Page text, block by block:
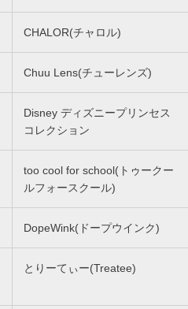
CHALOR(チャロル)
Chuu Lens(チューレンズ)
Disney ディズニープリンセス
コレクション
too cool for school(トゥークー
ルフォースクール)
DopeWink(ドープウインク)
とりーてぃー(Treatee)